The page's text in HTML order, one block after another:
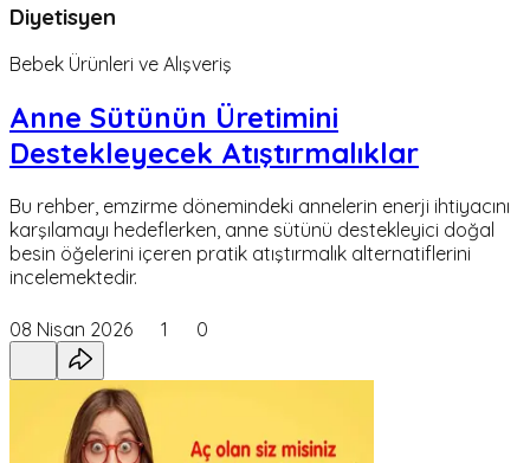
Diyetisyen
Bebek Ürünleri ve Alışveriş
Anne Sütünün Üretimini
Destekleyecek Atıştırmalıklar
Bu rehber, emzirme dönemindeki annelerin enerji ihtiyacını
karşılamayı hedeflerken, anne sütünü destekleyici doğal
besin öğelerini içeren pratik atıştırmalık alternatiflerini
incelemektedir.
08 Nisan 2026 1 0